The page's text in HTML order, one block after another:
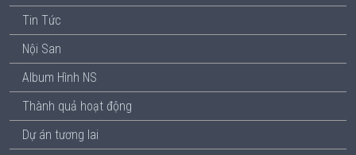
Tin Tức
Nội San
Album Hình NS
Thành quả hoạt động
Dự án tương lai